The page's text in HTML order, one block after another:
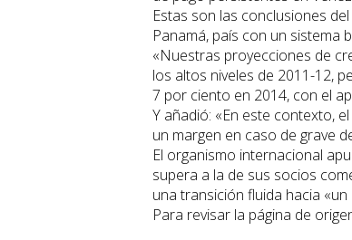
Estas son las conclusiones
Panamá, país con un sistema
«Nuestras proyecciones de
los altos niveles de 2011-12,
7 por ciento en 2014, con el
Y añadió: «En este contexto,
un margen en caso de grave
El organismo internacional
supera a la de sus socios
una transición fluida hacia
Para revisar la página de